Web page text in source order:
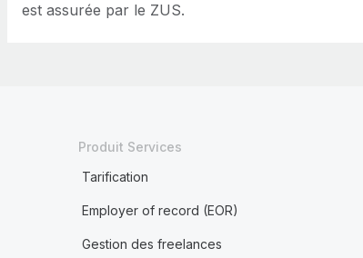
est assurée par le ZUS.
Produit Services
Tarification
Employer of record (EOR)
Gestion des freelances